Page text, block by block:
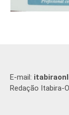
E-mail:
Redação Itabira-